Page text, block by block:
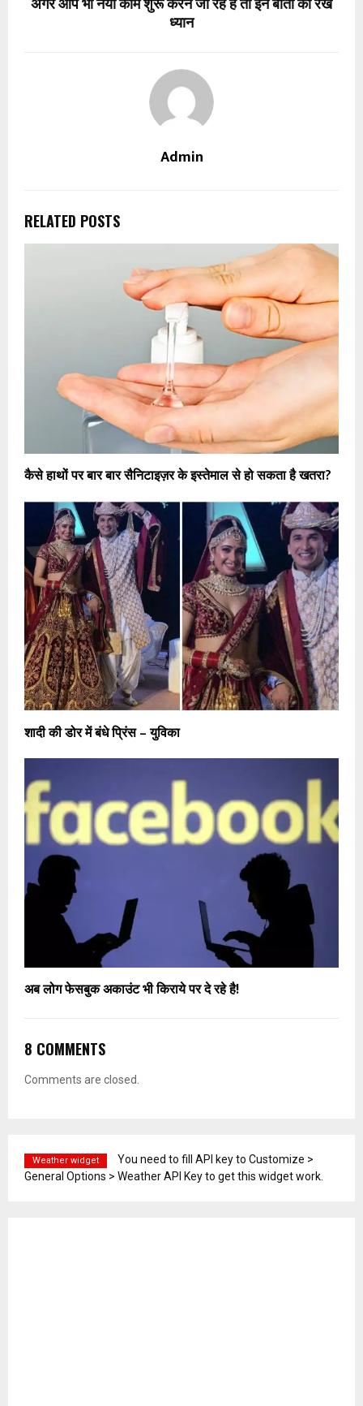
अगर आप भी नया काम शुरू करने जा रहे है तो इन बातो का रखे
ध्यान
Admin
RELATED POSTS
कैसे हाथों पर बार बार सैनिटाइज़र के इस्तेमाल से हो सकता है खतरा?
शादी की डोर में बंधे प्रिंस – युविका
अब लोग फेसबुक अकाउंट भी किराये पर दे रहे है!
8 COMMENTS
Comments are closed.
Weather widget
You need to fill API key to Customize >
General Options > Weather API Key to get this widget work.